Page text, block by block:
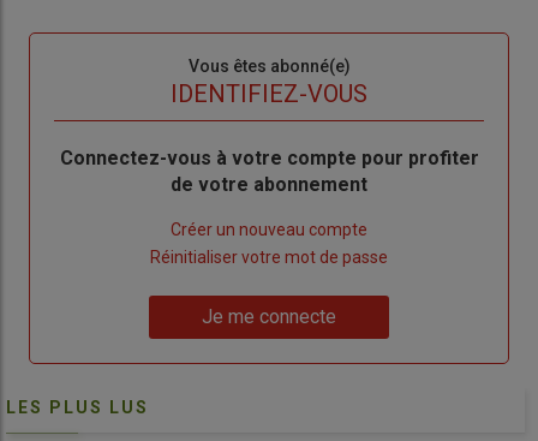
Vous êtes abonné(e)
IDENTIFIEZ-VOUS
Body
Connectez-vous à votre compte pour profiter
de votre abonnement
Créer un nouveau compte
de
Réinitialiser votre mot de passe
me
Je me connecte
LES PLUS LUS